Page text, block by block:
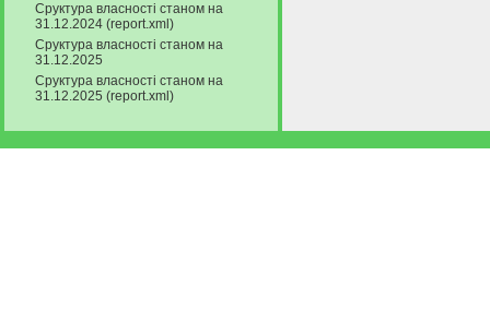
Сруктура власності станом на
31.12.2024 (report.xml)
Сруктура власності станом на
31.12.2025
Сруктура власності станом на
31.12.2025 (report.xml)